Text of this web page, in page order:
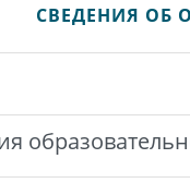
СВЕДЕНИЯ ОБ